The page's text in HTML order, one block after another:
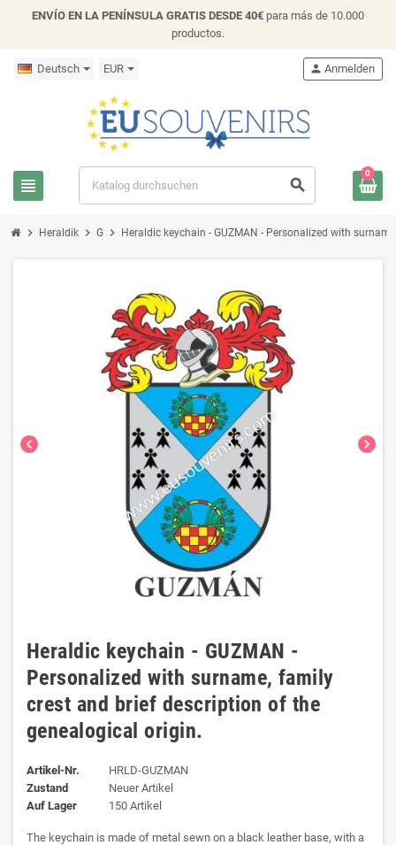
ENVÍO EN LA PENÍNSULA GRATIS DESDE 40€ para más de 10.000
productos.
Deutsch EUR
view_headline search
person Anmelden
0
chevron_right Heraldik chevron_right G chevron_right Heraldic keychain - GUZMAN - Personalized with
chevron_left chevron_right
Heraldic keychain - GUZMAN -
Personalized with surname, family
crest and brief description of the
genealogical origin.
Artikel-Nr.
HRLD-GUZMAN
Zustand
Neuer Artikel
Auf Lager
150 Artikel
The keychain is made of metal sewn on a black leather base, with a